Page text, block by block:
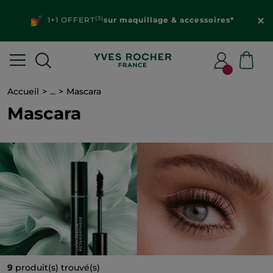
1+1 OFFERT(3)sur maquillage & accessoires*
Accueil ... Mascara
Mascara
9 produit(s) trouvé(s)